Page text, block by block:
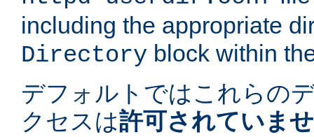
including the appropriate
Directory block within
デフォルトではこれらの
クセスは許可されていま